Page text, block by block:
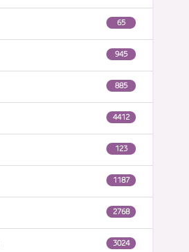
65
945
885
4412
123
1187
2768
3024